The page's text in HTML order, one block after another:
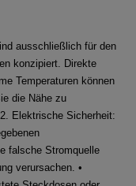
ausschließlich für den
konzipiert. Direkte
Temperaturen können
die Nähe zu
Elektrische Sicherheit:
falsche Stromquelle
verursachen. •